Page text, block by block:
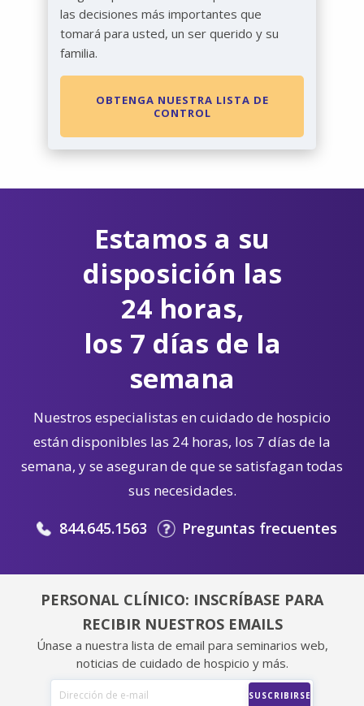
las decisiones más importantes que
tomará para usted, un ser querido y su
familia.
OBTENGA NUESTRA LISTA DE
CONTROL
Estamos a su
disposición las
24 horas,
los 7 días de la
semana
Nuestros especialistas en cuidado de hospicio
están disponibles las 24 horas, los 7 días de la
semana, y se aseguran de que se satisfagan todas
sus necesidades.
844.645.1563 Preguntas frecuentes
PERSONAL CLÍNICO: INSCRÍBASE PARA
RECIBIR NUESTROS EMAILS
Únase a nuestra lista de email para seminarios web,
noticias de cuidado de hospicio y más.